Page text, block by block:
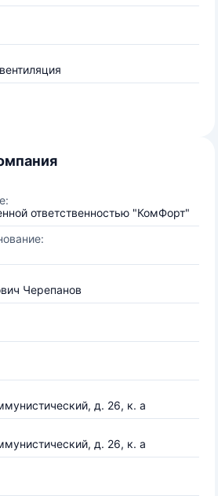
ответственностью "КомФорт"
Черепанов
д. 26, к. а
д. 26, к. а